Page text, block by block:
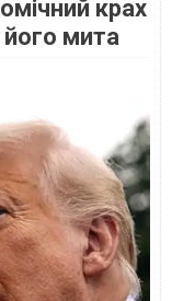
крах
мита